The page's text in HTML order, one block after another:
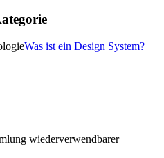
Was ist ein Design System?
wiederverwendbarer